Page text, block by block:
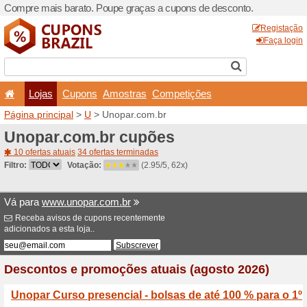
Compre mais barato.
Lojas Cupons
Página principal>U>